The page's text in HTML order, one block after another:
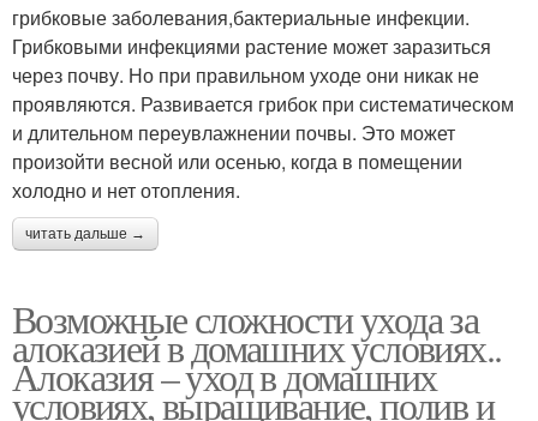
грибковые заболевания,бактериальные инфекции.
Грибковыми инфекциями растение может заразиться
через почву. Но при правильном уходе они никак не
проявляются. Развивается грибок при систематическом
и длительном переувлажнении почвы. Это может
произойти весной или осенью, когда в помещении
холодно и нет отопления.
читать дальше →
Возможные сложности ухода за
алоказией в домашних условиях..
Алоказия – уход в домашних
условиях, выращивание, полив и